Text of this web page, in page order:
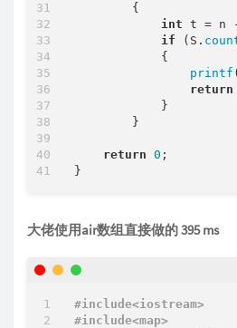
        {
int t = n
if (S.
            {
printf (
return
            }
        }
return 0 ;
大佬使用air数组直接做的 395 ms
#include<iostream>
#include<map>